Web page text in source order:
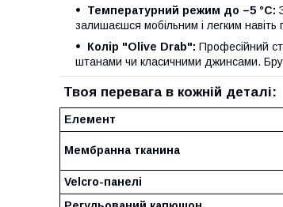
Температурний режим до –5 °C:
залишаєшся мобільним і легким навіть
Колір "Olive Drab": Професійний
штанами чи класичними джинсами.
Твоя перевага в кожній деталі:
Елемент
Мембранна тканина
Velcro-панелі